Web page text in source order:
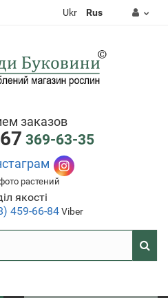
Ukr Rus
заказов
369-63-35
растений
якості
459-66-84Viber